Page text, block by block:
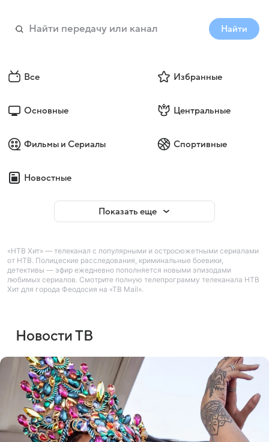
Найти
Все Избранные
Основные Центральные
Фильмы и Сериалы Спортивные
Новостные
Показать еще
«НТВ Хит» — телеканал с популярными и остросюжетными сериалами
от НТВ. Полицеские расследования, криминальные боевики,
детективы — эфир ежедневно пополняется новыми эпизодами
любимых сериалов. Смотрите полную телепрограмму телеканала НТВ
Хит для города Феодосия на «ТВ Mail».
Новости ТВ